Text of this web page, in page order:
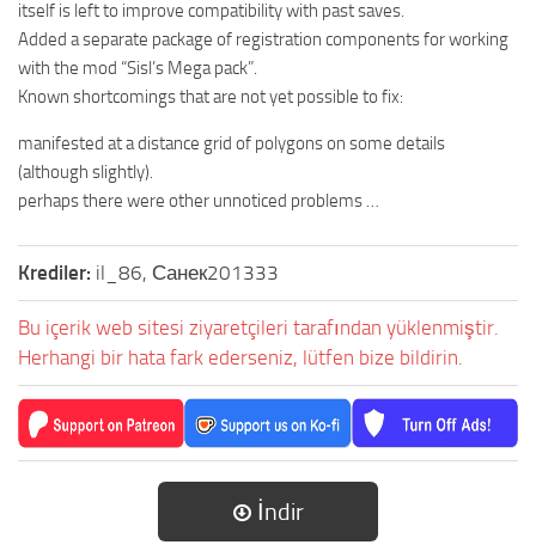
itself is left to improve compatibility with past saves.
Added a separate package of registration components for working
with the mod “Sisl’s Mega pack”.
Known shortcomings that are not yet possible to fix:
manifested at a distance grid of polygons on some details
(although slightly).
perhaps there were other unnoticed problems …
Krediler: il_86, Санек201333
Bu içerik web sitesi ziyaretçileri tarafından yüklenmiştir.
Herhangi bir hata fark ederseniz, lütfen bize bildirin.
İndir